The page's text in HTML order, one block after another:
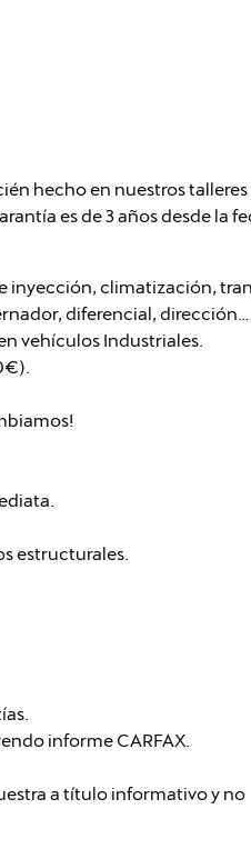
hecho en nuestros talleres
es de 3 años desde la
inyección, climatización,
diferencial, dirección…
vehículos Industriales.
estructurales.
informe CARFAX.
a título informativo y no